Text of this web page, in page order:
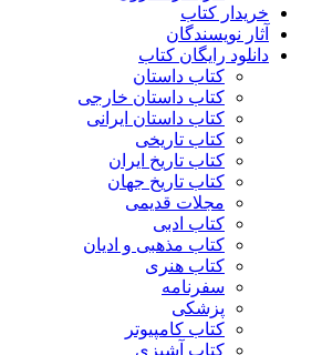
خریدار کتاب
آثار نویسندگان
دانلود رایگان کتاب
کتاب داستان
کتاب داستان خارجی
کتاب داستان ایرانی
کتاب تاریخی
کتاب تاریخ ایران
کتاب تاریخ جهان
مجلات قدیمی
کتاب ادبی
کتاب مذهبی و ادیان
کتاب هنری
سفرنامه
پزشکی
کتاب کامپیوتر
کتاب آشپزی